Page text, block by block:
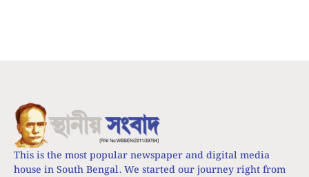
This is the most popular newspaper and digital media
house in South Bengal. We started our journey right from